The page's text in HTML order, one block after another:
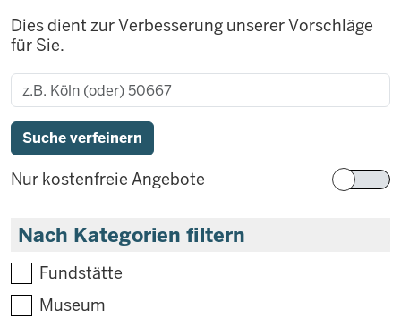
Dies dient zur Verbesserung unserer Vorschläge
für Sie.
Nur kostenfreie Angebote
Nach Kategorien filtern
Fundstätte
Museum